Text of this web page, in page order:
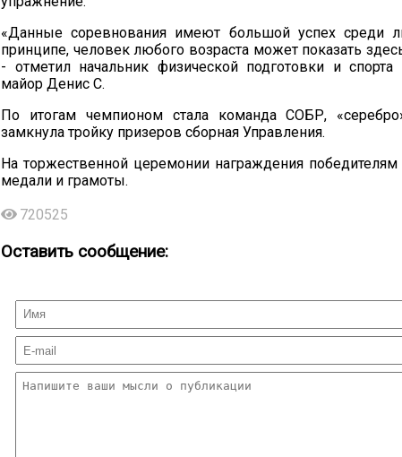
«Данные соревнования имеют большой успех среди
принципе, человек любого возраста может показать
- отметил начальник физической подготовки и спорта
майор Денис С.
По итогам чемпионом стала команда СОБР,
замкнула тройку призеров сборная Управления.
На торжественной церемонии награждения
медали и грамоты.
720525
Оставить сообщение: